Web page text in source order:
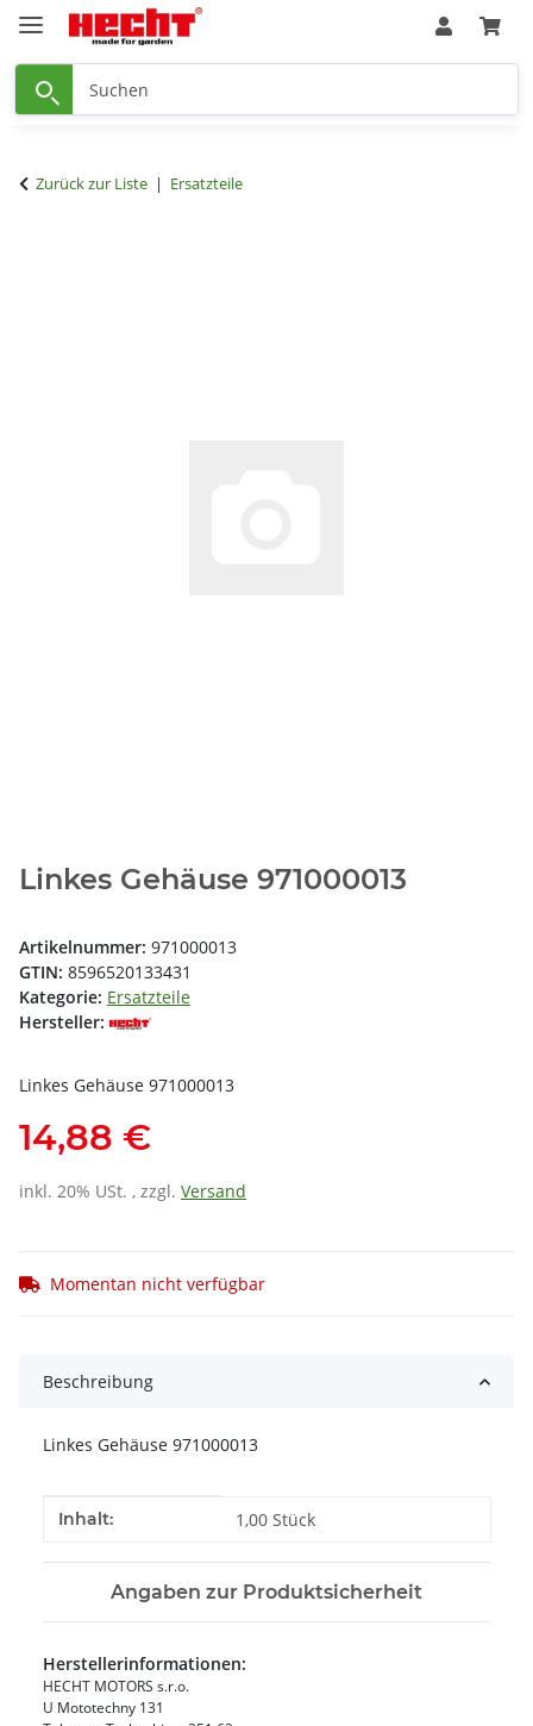
Zurück zur Liste Ersatzteile
Linkes Gehäuse 971000013
Artikelnummer: 971000013
GTIN: 8596520133431
Kategorie: Ersatzteile
Hersteller:
Linkes Gehäuse 971000013
14,88 €
inkl. 20% USt. , zzgl. Versand
Momentan nicht verfügbar
Beschreibung
Linkes Gehäuse 971000013
Produkteigenschaft
Wert
Inhalt: 1,00 Stück
Angaben zur Produktsicherheit
Herstellerinformationen:
HECHT MOTORS s.r.o.
U Mototechny 131